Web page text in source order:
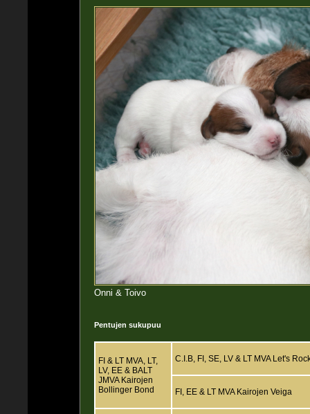
Onni & Toivo
Pentujen sukupuu
FI & LT MVA, LT,
LV, EE & BALT
JMVA Kairojen
Bollinger Bond
C.I.B, FI, SE, LV & LT MVA Let's
FI, EE & LT MVA Kairojen Veiga